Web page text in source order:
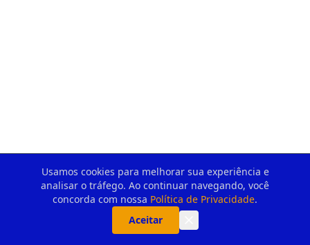
Usamos cookies para melhorar sua experiência e
analisar o tráfego. Ao continuar navegando, você
concorda com nossa Política de Privacidade.
Aceitar